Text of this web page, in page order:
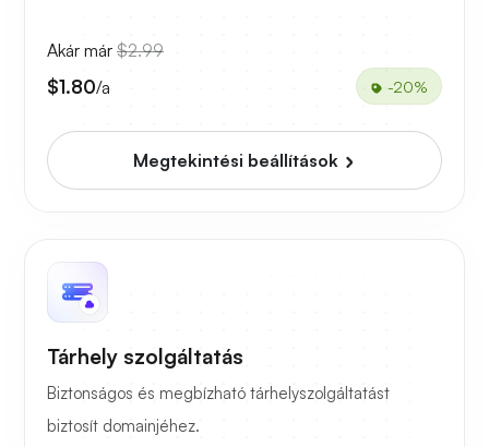
Akár már $2.99
$1.80/a -20%
Megtekintési beállítások
Tárhely szolgáltatás
Biztonságos és megbízható tárhelyszolgáltatást
biztosít domainjéhez.